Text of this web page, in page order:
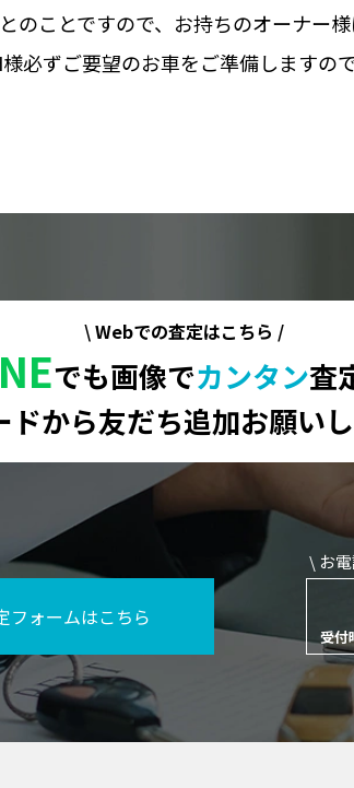
のことですので、お持ちのオーナー
必ずご要望のお車をご準備しますの
\ Webでの査定はこちら /
でも画像でカンタン査
ドから友だち追加お願い
フォームはこちら
\ お
受付